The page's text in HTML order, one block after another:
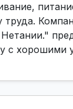
труда.
с хорошими